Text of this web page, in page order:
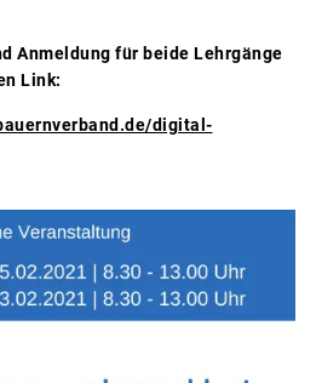
Anmeldung für beide Lehrgänge
Link:
digital-